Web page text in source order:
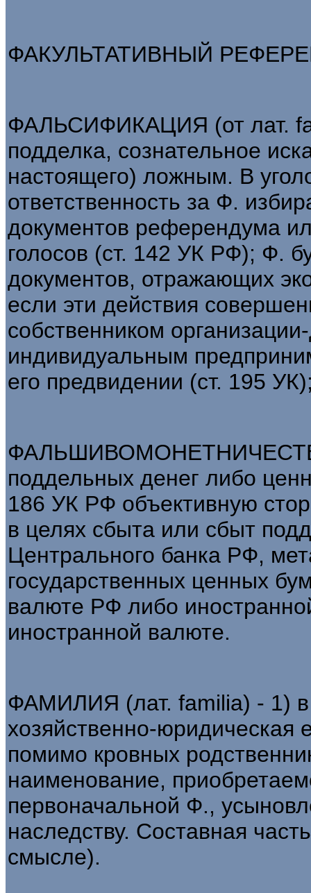
ФАКУЛЬТАТИВНЫЙ
ФАЛЬСИФИКАЦИЯ (от лат.
подделка, сознательное
настоящего) ложным. В
ответственность за Ф.
документов референдума
голосов (ст. 142 УК РФ); Ф.
документов, отражающих
если эти действия
собственником
индивидуальным
его предвидении (ст. 195
ФАЛЬШИВОМОНЕТНИЧЕСТВО
поддельных денег либо
186 УК РФ объективную
в целях сбыта или сбыт
Центрального банка РФ,
государственных ценных
валюте РФ либо
иностранной валюте.
ФАМИЛИЯ (лат. familia) - 1)
хозяйственно-юридическая
помимо кровных
наименование,
первоначальной Ф.,
наследству. Составная
смысле).